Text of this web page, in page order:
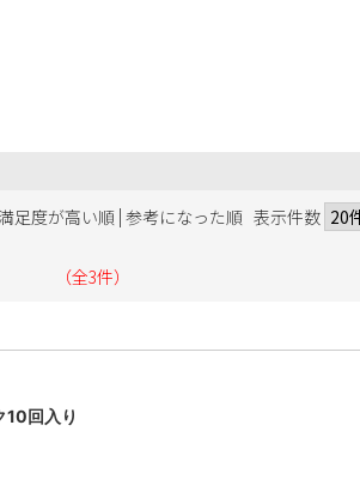
足度が高い順 | 参考になった順 表示件数
（全3件）
10回入り